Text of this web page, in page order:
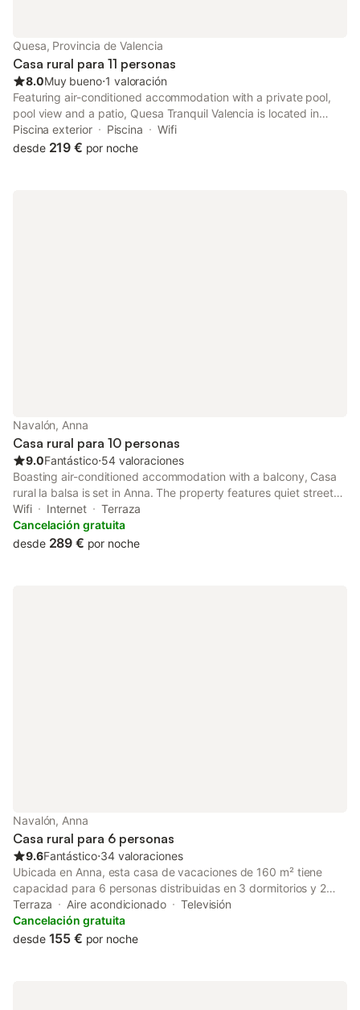
Quesa, Provincia de Valencia
Casa rural para 11 personas
8.0Muy bueno⋅1 valoración
Featuring air-conditioned accommodation with a private pool,
pool view and a patio, Quesa Tranquil Valencia is located in
Quesa. This property offers access to a balcony, free private
parking and free WiFi.
Piscina exterior Piscina
Wifi
desde 219 € por noche
Navalón, Anna
Casa rural para 10 personas
9.0Fantástico⋅54 valoraciones
Boasting air-conditioned accommodation with a balcony, Casa
rural la balsa is set in Anna. The property features quiet street
views. The holiday home offers a sun terrace, a 24-hour front
desk, and free WiFi is available throughout the property.
Wifi Internet
Terraza
Cancelación gratuita
desde 289 € por noche
Navalón, Anna
Casa rural para 6 personas
9.6Fantástico⋅34 valoraciones
Ubicada en Anna, esta casa de vacaciones de 160 m² tiene
capacidad para 6 personas distribuidas en 3 dormitorios y 2
baños. La propiedad se distribuye en varias plantas y cuenta
con una estructura independiente, ofreciendo un espacio
privado para su estancia en esta región de España. El interior
Terraza Aire acondicionado
Televisión
Cancelación gratuita
desde 155 € por noche